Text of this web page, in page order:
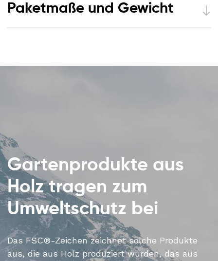
Paketmaße und Gewicht
Gartenprodukte aus
Holz tragen zum
Umweltschutz bei
Das FSC®-Zeichen zeichnet solche Produkte
aus, die aus Holz produziert wurden, das aus